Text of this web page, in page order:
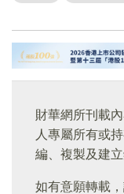
財華網所刊載
人專屬所有或
編、複製及建
如有意願轉載